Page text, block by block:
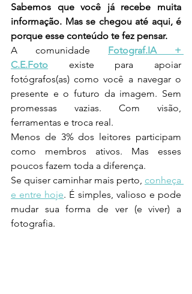
Sabemos que você já recebe muita
informação. Mas se chegou até aqui, é
porque esse conteúdo te fez pensar.
A comunidade Fotograf.IA +
C.E.Foto existe para apoiar
fotógrafos(as) como você a navegar o
presente e o futuro da imagem. Sem
promessas vazias. Com visão,
ferramentas e troca real.
Menos de 3% dos leitores participam
como membros ativos. Mas esses
poucos fazem toda a diferença.
Se quiser caminhar mais perto, conheça
e entre hoje. É simples, valioso e pode
mudar sua forma de ver (e viver) a
fotografia.